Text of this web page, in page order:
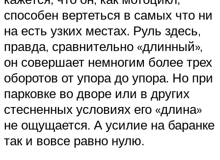
способен вертеться в самых что ни
на есть узких местах. Руль здесь,
правда, сравнительно «длинный»,
он совершает немногим более трех
оборотов от упора до упора. Но при
парковке во дворе или в других
стесненных условиях его «длина»
не ощущается. А усилие на баранке
так и вовсе равно нулю.